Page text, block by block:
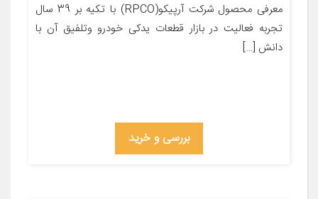
معرفی محصول شرکت آرپیکو(RPCO) با تکیه بر 39 سال
تجربه فعالیت در بازار قطعات یدکی خودرو وتلفیق آن با
دانش […]
بررسی و خرید